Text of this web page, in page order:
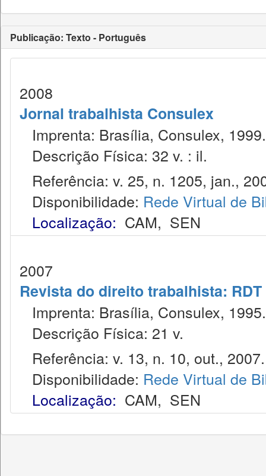
Publicação: Texto - Português
2008
Jornal trabalhista Consulex
Imprenta: Brasília, Consulex, 1999.
Descrição Física: 32 v. : il.
Referência: v. 25, n. 1205, jan.,
Disponibilidade: Rede Virtual de
Localização: CAM, SEN
2007
Revista do direito trabalhista: RDT
Imprenta: Brasília, Consulex, 1995.
Descrição Física: 21 v.
Referência: v. 13, n. 10, out., 2007.
Disponibilidade: Rede Virtual de
Localização: CAM, SEN